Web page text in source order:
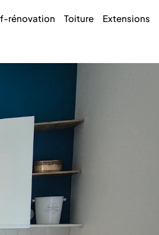
rénovation Toiture Extensions